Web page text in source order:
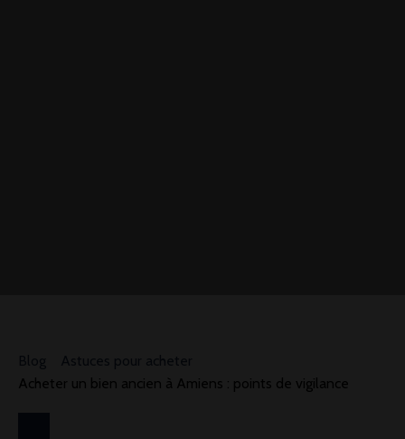
Acheter un bien ancien à Amiens : points de vigilance